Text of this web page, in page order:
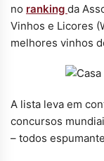
no ranking da
Vinhos e Licores
melhores vinhos
A lista leva em
concursos
– todos